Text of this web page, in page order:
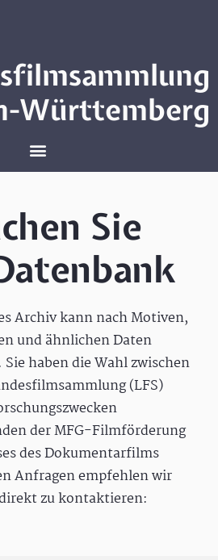
Württemberg
Sie
Archiv kann nach Motiven,
und ähnlichen Daten
haben die Wahl zwischen
(LFS)
der MFG-Filmförderung
des Dokumentarfilms
Anfragen empfehlen wir
zu kontaktieren: